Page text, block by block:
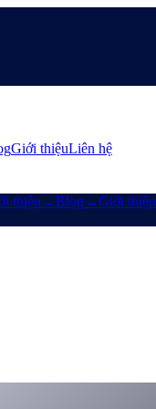
Giới thiệuLiên hệ
thiệu →Blog→Giới thiệu